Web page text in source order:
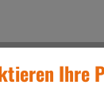
Ihre